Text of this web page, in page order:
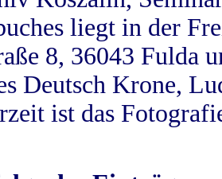
liegt in der
8, 36043 Fulda
Deutsch Krone,
ist das